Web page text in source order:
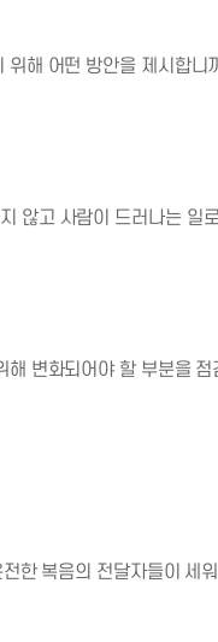
위해 어떤 방안을 제시합
않고 사람이 드러나는 일
변화되어야 할 부분을
한 복음의 전달자들이 세